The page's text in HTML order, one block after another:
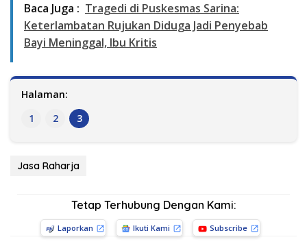
Baca Juga : Tragedi di Puskesmas Sarina:
Keterlambatan Rujukan Diduga Jadi Penyebab
Bayi Meninggal, Ibu Kritis
Halaman:
1
2 3
Jasa Raharja
Tetap Terhubung Dengan Kami:
Laporkan Ikuti Kami Subscribe